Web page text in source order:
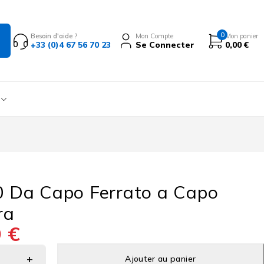
Besoin d'aide ?
+33 (0)4 67 56 70 23
Mon Compte
Se Connecter
0 Mon panier
0,00€
Da Capo Ferrato a Capo
€
Ajouter au panier